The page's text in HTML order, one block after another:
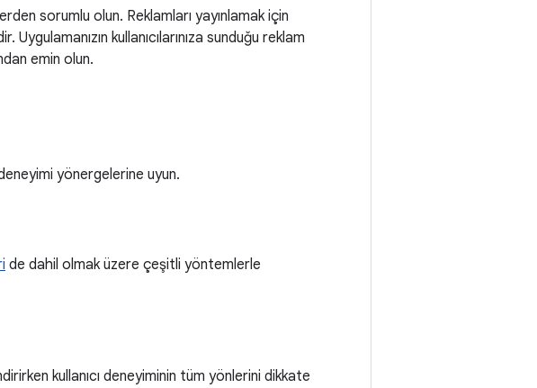
sorumlu olun. Reklamları yayınlamak için
kullanıcılarınıza sunduğu reklam
emin olun.
yönergelerine uyun.
de dahil olmak üzere çeşitli yöntemlerle
kullanıcı deneyiminin tüm yönlerini dikkate